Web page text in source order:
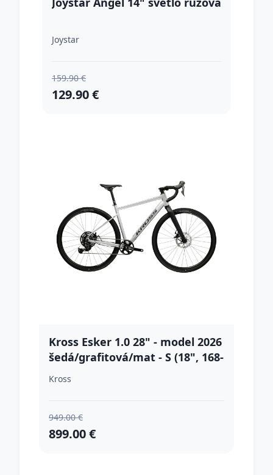
Joystar
159.90 €
129.90 €
Kross Esker 1.0 28" - model 2026
šedá/grafitová/mat - S (18", 168-
175 cm)
Kross
949.00 €
899.00 €